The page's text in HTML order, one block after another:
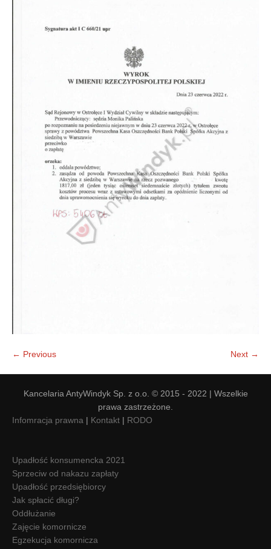
Doradztwo & konsulting Doradztwo & konsulting
← Previous Next →
Kancelaria AntyWindyk Sp. z o.o. © 2015 - 2022 | Wszelkie
prawa zastrzeżone.
Infomracja prawna | Kontakt | RODO
Upadłość konsumencka 2021
Sprzeciw od nakazu zapłaty
Upadłość przedsiębiorcy
Jak spłacić długi?
Oddłużanie
Zajęcie komornicze
Egzekucja komornicza